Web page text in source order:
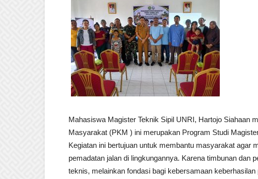
Mahasiswa Magister Teknik Sipil UNRI, Hartojo Siahaan
Masyarakat (PKM ) ini merupakan Program Studi
Kegiatan ini bertujuan untuk membantu masyarakat agar
pemadatan jalan di lingkungannya. Karena timbunan dan
teknis, melainkan fondasi bagi kebersamaan